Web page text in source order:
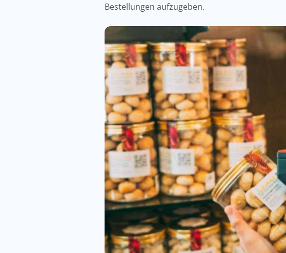
Bestellungen aufzugeben.